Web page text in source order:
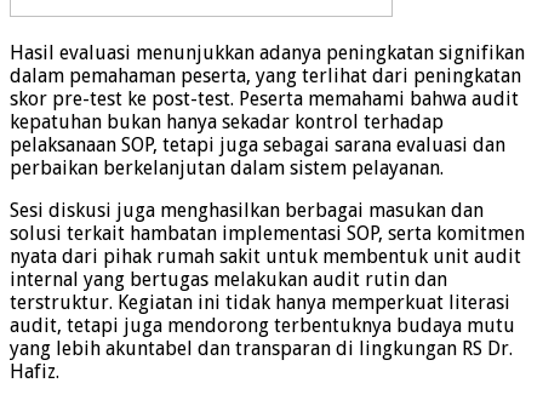
Hasil evaluasi menunjukkan adanya peningkatan signifikan
dalam pemahaman peserta, yang terlihat dari peningkatan
skor pre-test ke post-test. Peserta memahami bahwa audit
kepatuhan bukan hanya sekadar kontrol terhadap
pelaksanaan SOP, tetapi juga sebagai sarana evaluasi dan
perbaikan berkelanjutan dalam sistem pelayanan.
Sesi diskusi juga menghasilkan berbagai masukan dan
solusi terkait hambatan implementasi SOP, serta komitmen
nyata dari pihak rumah sakit untuk membentuk unit audit
internal yang bertugas melakukan audit rutin dan
terstruktur. Kegiatan ini tidak hanya memperkuat literasi
audit, tetapi juga mendorong terbentuknya budaya mutu
yang lebih akuntabel dan transparan di lingkungan RS Dr.
Hafiz.